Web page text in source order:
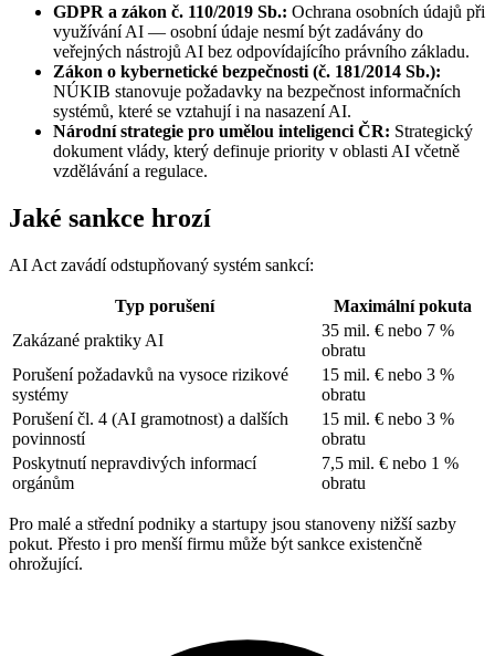
GDPR a zákon č. 110/2019 Sb.: Ochrana osobních údajů při
využívání AI — osobní údaje nesmí být zadávány do
veřejných nástrojů AI bez odpovídajícího právního základu.
Zákon o kybernetické bezpečnosti (č. 181/2014 Sb.):
NÚKIB stanovuje požadavky na bezpečnost informačních
systémů, které se vztahují i na nasazení AI.
Národní strategie pro umělou inteligenci ČR: Strategický
dokument vlády, který definuje priority v oblasti AI včetně
vzdělávání a regulace.
Jaké sankce hrozí
AI Act zavádí odstupňovaný systém sankcí:
Typ porušení
Maximální pokuta
Zakázané praktiky AI
35 mil. € nebo 7 %
obratu
Porušení požadavků na vysoce rizikové
systémy
15 mil. € nebo 3 %
obratu
Porušení čl. 4 (AI gramotnost) a dalších
povinností
15 mil. € nebo 3 %
obratu
Poskytnutí nepravdivých informací
orgánům
7,5 mil. € nebo 1 %
obratu
Pro malé a střední podniky a startupy jsou stanoveny nižší sazby
pokut. Přesto i pro menší firmu může být sankce existenčně
ohrožující.